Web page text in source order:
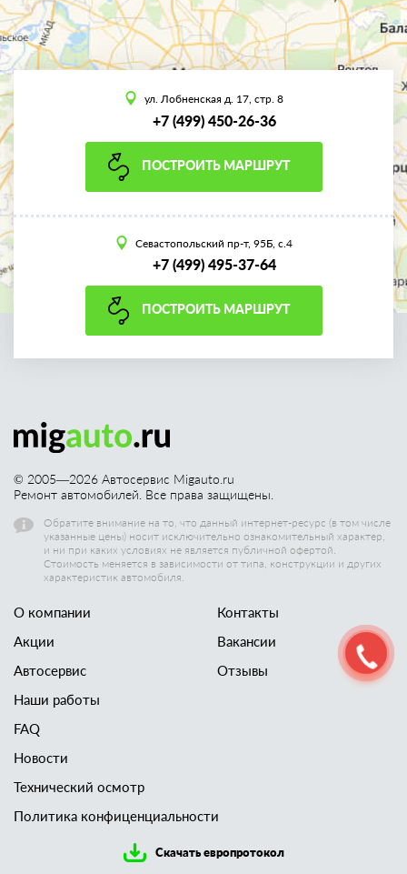
ул. Лобненская д. 17, стр. 8
+7 (499) 450-26-36
ПОСТРОИТЬ МАРШРУТ
Севастопольский пр-т, 95Б, с.4
+7 (499) 495-37-64
ПОСТРОИТЬ МАРШРУТ
© 2005—2026 Автосервис Migauto.ru
Ремонт автомобилей. Все права защищены.
Обратите внимание на то, что данный интернет-ресурс (в том числе
указанные цены) носит исключительно ознакомительный характер,
и ни при каких условиях не является публичной офертой.
Стоимость меняется в зависимости от типа, конструкции и других
характеристик автомобиля.
О компании
Акции
Автосервис
Наши работы
Контакты
Вакансии
Отзывы
FAQ
Новости
Технический осмотр
Политика конфиценциальности
Скачать европротокол